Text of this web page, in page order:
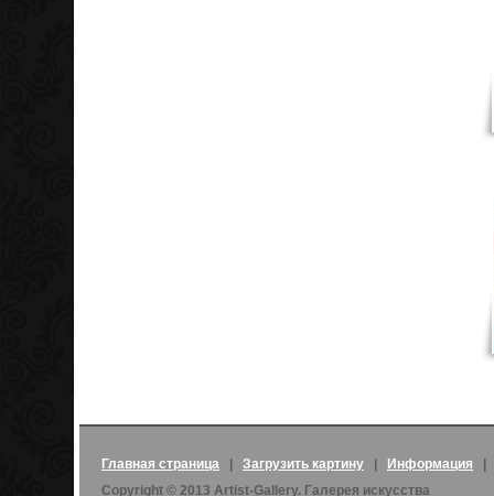
Главная страница Загрузить картину Информация
Copyright © 2013 Artist-Gallery. Галерея искусства